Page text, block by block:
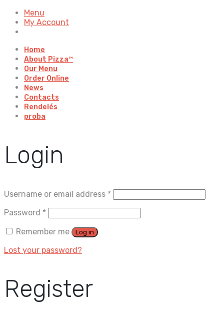
Menu
My Account
Home
About Pizza™
Our Menu
Order Online
News
Contacts
Rendelés
proba
Login
Username or email address *
Password *
Remember me
Log in
Lost your password?
Register